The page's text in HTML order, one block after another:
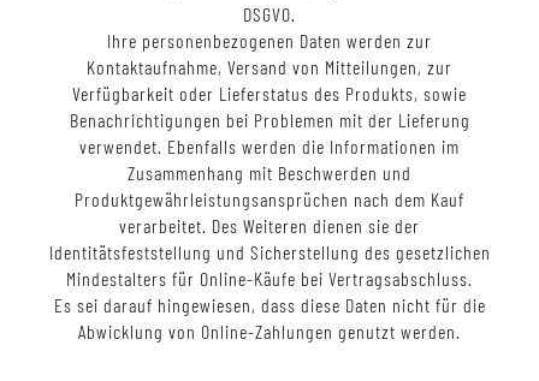
DSGVO.
Ihre personenbezogenen Daten werden zur
Kontaktaufnahme, Versand von Mitteilungen, zur
Verfügbarkeit oder Lieferstatus des Produkts, sowie
Benachrichtigungen bei Problemen mit der Lieferung
verwendet. Ebenfalls werden die Informationen im
Zusammenhang mit Beschwerden und
Produktgewährleistungsansprüchen nach dem Kauf
verarbeitet. Des Weiteren dienen sie der
Identitätsfeststellung und Sicherstellung des gesetzlichen
Mindestalters für Online-Käufe bei Vertragsabschluss.
Es sei darauf hingewiesen, dass diese Daten nicht für die
Abwicklung von Online-Zahlungen genutzt werden.